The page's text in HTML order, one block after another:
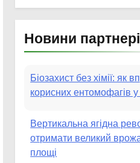
Новини
Біозахист без хімії: як
корисних ентомофагів у
Вертикальна ягідна
отримати великий
площі